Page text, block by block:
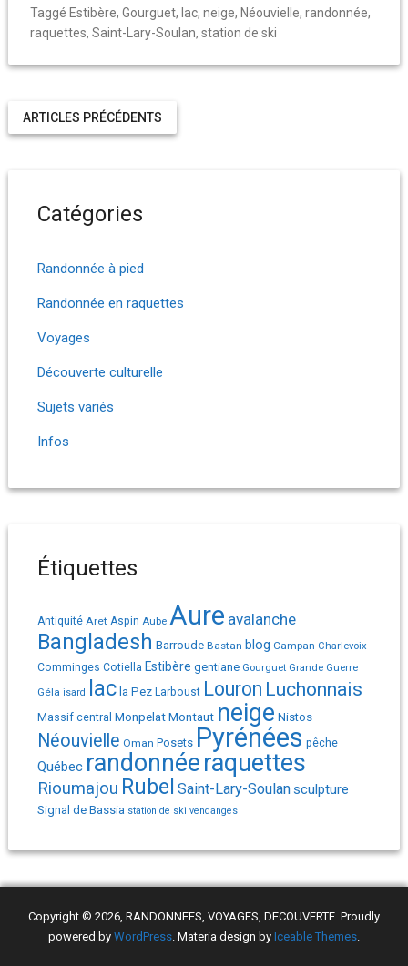
Taggé Estibère, Gourguet, lac, neige, Néouvielle, randonnée,
raquettes, Saint-Lary-Soulan, station de ski
ARTICLES PRÉCÉDENTS
Catégories
Randonnée à pied
Randonnée en raquettes
Voyages
Découverte culturelle
Sujets variés
Infos
Étiquettes
Antiquité Aret Aspin Aube Aure avalanche
Bangladesh Barroude Bastan blog Campan Charlevoix
Comminges Cotiella Estibère gentiane Gourguet Grande Guerre
Géla isard lac la Pez Larboust Louron Luchonnais
Massif central MonpelatMontaut neige Nistos
Néouvielle Oman Posets Pyrénées pêche
Québec randonnéeraquettes
Rioumajou Rubel Saint-Lary-Soulansculpture
Signal de Bassia station de ski vendanges
Copyright © 2026, RANDONNEES, VOYAGES, DECOUVERTE. Proudly
powered by WordPress. Materia design by Iceable Themes.